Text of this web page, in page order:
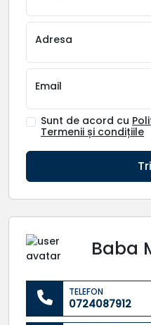
Adresa
Email
Sunt de acord cu
Termenii și condițiile
Baba
TELEFON
0724087912